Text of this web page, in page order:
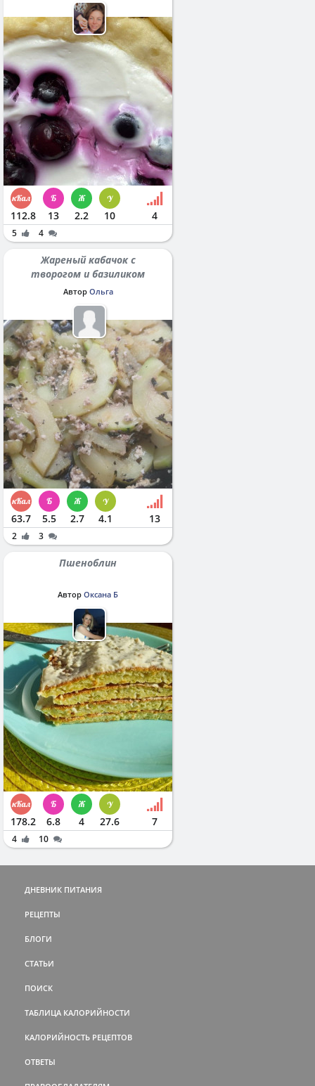
112.8 13 2.2 10 4
5 4
Жареный кабачок с
творогом и базиликом
Автор Ольга
63.7 5.5 2.7 4.1 13
2 3
Пшеноблин
Автор Оксана Б
178.2 6.8 4 27.6 7
4 10
ДНЕВНИК ПИТАНИЯ
РЕЦЕПТЫ
БЛОГИ
СТАТЬИ
ПОИСК
ТАБЛИЦА КАЛОРИЙНОСТИ
КАЛОРИЙНОСТЬ РЕЦЕПТОВ
ОТВЕТЫ